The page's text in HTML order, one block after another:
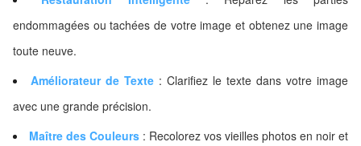
endommagées ou tachées de votre image et obtenez une image
toute neuve.
Améliorateur de Texte : Clarifiez le texte dans votre image
avec une grande précision.
Maître des Couleurs : Recolorez vos vieilles photos en noir et